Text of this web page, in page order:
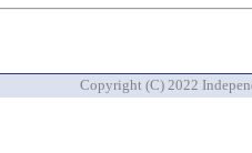
Copyright (C) 2022